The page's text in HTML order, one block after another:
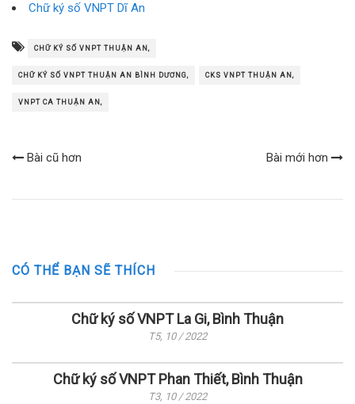
Chữ ký số VNPT Dĩ An
CHỮ KÝ SỐ VNPT THUẬN AN,
CHỮ KÝ SỐ VNPT THUẬN AN BÌNH DƯƠNG, CKS VNPT THUẬN AN,
VNPT CA THUẬN AN,
Bài cũ hơn Bài mới hơn
CÓ THỂ BẠN SẼ THÍCH
Chữ ký số VNPT La Gi, Bình Thuận
T5, 10 / 2022
Chữ ký số VNPT Phan Thiết, Bình Thuận
T3, 10 / 2022